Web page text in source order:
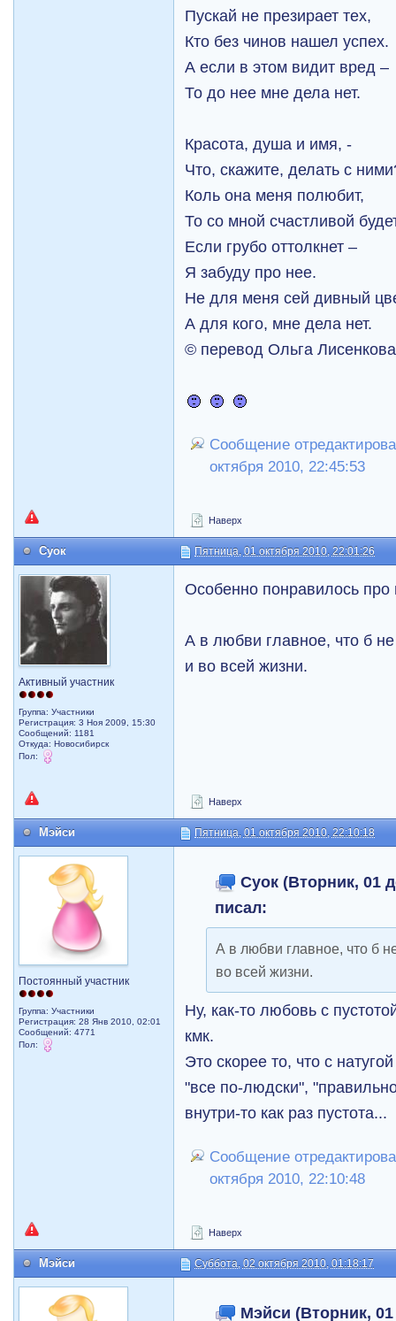
Пускай не презирает тех,
Кто без чинов нашел успех.
А если в этом видит вред –
То до нее мне дела нет.
Красота, душа и имя, -
Что, скажите, делать с
Коль она меня полюбит,
То со мной счастливой
Если грубо оттолкнет –
Я забуду про нее.
Не для меня сей дивный
А для кого, мне дела нет.
© перевод Ольга Лисенкова
Сообщение
октября 2010, 22:45:53
Наверх
Суок Пятница, 01 октября 2010, 22:01:26
Активный участник
Группа: Участники
Регистрация: 3 Ноя 2009, 15:30
Сообщений: 1181
Откуда: Новосибирск
Пол:
Особенно понравилось про
А в любви главное, что б
и во всей жизни.
Наверх
Мэйси Пятница, 01 октября 2010, 22:10:18
Постоянный участник
Группа: Участники
Регистрация: 28 Янв 2010, 02:01
Сообщений: 4771
Пол:
Суок (Вторник, 01
писал:
А в любви главное, что б
во всей жизни.
Ну, как-то любовь с
кмк.
Это скорее то, что с
"все по-людски",
внутри-то как раз пустота...
Сообщение
октября 2010, 22:10:48
Наверх
Мэйси Суббота, 02 октября 2010, 01:18:17
Мэйси (Вторник,